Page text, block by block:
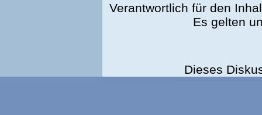
Verantwortlich für den
Es gelten
Dieses